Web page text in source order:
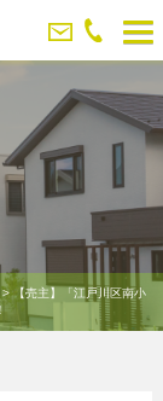
> 【売主】「江戸川区南小